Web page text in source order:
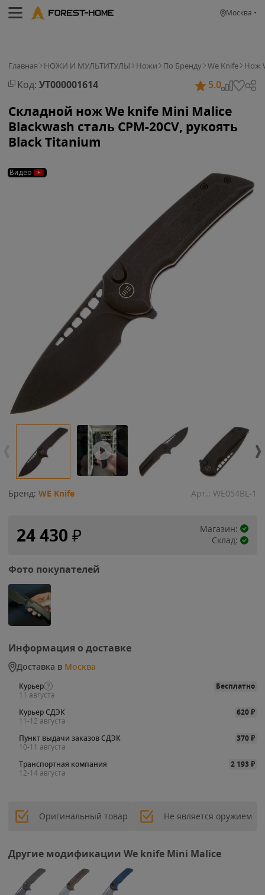
Москва
Главная НОЖИ И МУЛЬТИТУЛЫ Ножи По Бренду We Knife Нож
Код: УТ000001614 5.0
Складной нож We knife Mini Malice
Blackwash сталь CPM-20CV, рукоять
Black Titanium
Видео
Бренд: WE Knife Арт.: WE054BL-1
24 430 ₽
Магазин:
Склад:
Фото покупателей
Информация о доставке
Доставка в Москва
Курьер
Бесплатно
11 августа
Курьер СДЭК
620₽
11-12 августа
Пункт выдачи заказов СДЭК
370₽
10-11 августа
Транспортная компания
2 193₽
12-14 августа
Оригинальный товар Не является оружием
Другие модификации We knife Mini Malice